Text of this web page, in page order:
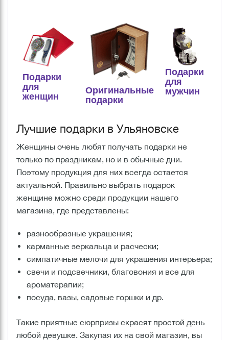
Подарки
для
женщин
Оригинальные
подарки
Подарки
для
мужчин
Лучшие подарки в Ульяновске
Женщины очень любят получать подарки не
только по праздникам, но и в обычные дни.
Поэтому продукция для них всегда остается
актуальной. Правильно выбрать подарок
женщине можно среди продукции нашего
магазина, где представлены:
разнообразные украшения;
карманные зеркальца и расчески;
симпатичные мелочи для украшения интерьера;
свечи и подсвечники, благовония и все для
ароматерапии;
посуда, вазы, садовые горшки и др.
Такие приятные сюрпризы скрасят простой день
любой девушке. Закупая их на свой магазин, вы